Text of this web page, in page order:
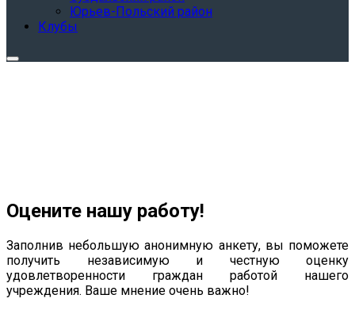
Юрьев-Польский район
Клубы
Оцените нашу работу!
Заполнив небольшую анонимную анкету, вы поможете
получить независимую и честную оценку
удовлетворенности граждан работой нашего
учреждения. Ваше мнение очень важно!